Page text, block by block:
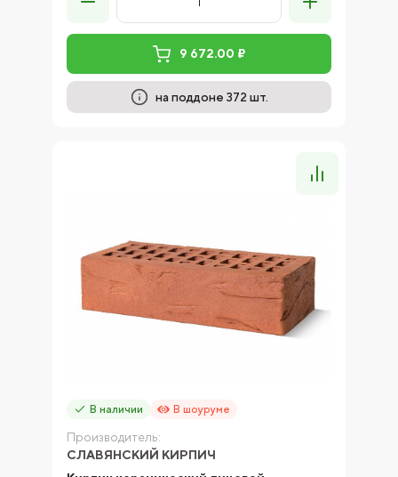
9 672.00 ₽
на поддоне 372 шт.
В наличии В шоуруме
Производитель:
СЛАВЯНСКИЙ КИРПИЧ